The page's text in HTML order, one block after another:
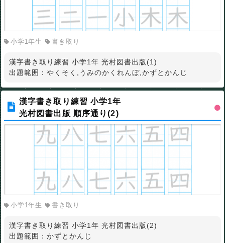
小学1年生 書き取り
漢字書き取り練習 小学1年 光村図書出版(1)
出題範囲：やくそく,うみのかくれんぼ,かずとかんじ
漢字書き取り練習 小学1年
光村図書出版 順序通り(2)
小学1年生 書き取り
漢字書き取り練習 小学1年 光村図書出版(2)
出題範囲：かずとかんじ